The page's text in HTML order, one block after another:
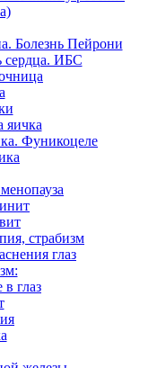
Болезнь Пейрони
сердца. ИБС
яичка
Фуникоцеле
страбизм
глаз
глаз